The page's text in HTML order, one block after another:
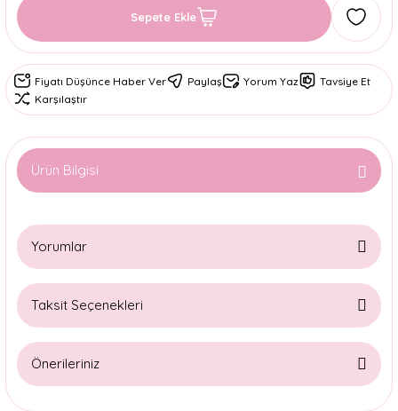
Sepete Ekle
Fiyatı Düşünce Haber Ver Paylaş Yorum Yaz
Tavsiye Et
Karşılaştır
Ürün Bilgisi
Yorumlar
Taksit Seçenekleri
Önerileriniz